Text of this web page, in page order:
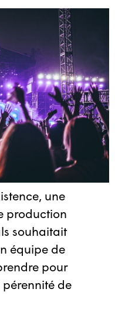
une
production
souhaitait
équipe de
pour
de